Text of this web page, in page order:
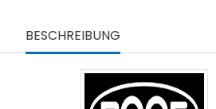
BESCHREIBUNG